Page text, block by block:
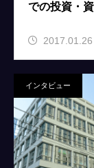
での投資・
2017.01.26
インタビュー